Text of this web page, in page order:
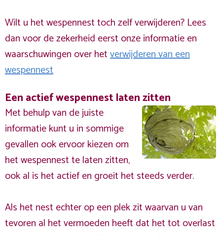
Wilt u het wespennest toch zelf verwijderen? Lees
dan voor de zekerheid eerst onze informatie en
waarschuwingen over hetverwijderen van een
wespennest
Een actief wespennest laten zitten
Met behulp van de juiste
informatie kunt u in sommige
gevallen ook ervoor kiezen om
het wespennest te laten zitten,
ook al is het actief en groeit het steeds verder.
Als het nest echter op een plek zit waarvan u van
tevoren al het vermoeden heeft dat het tot overlast